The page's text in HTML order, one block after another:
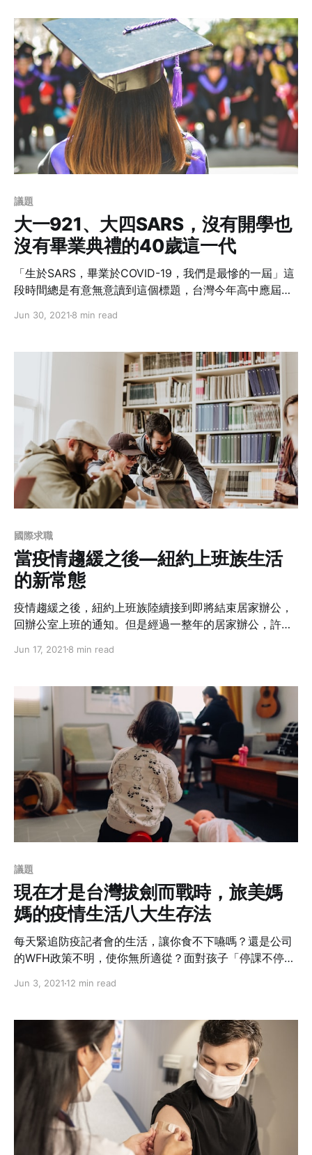
處想，在疫情期間還是要正常的工作，因為我們沒有藉口
不好好工作。以前申請work remotely是為求個方便或是
換個環境換個心情，而當work remotely成為日常，還笑
得出來嗎？
議題
大一921、大四SARS，沒有開學也
沒有畢業典禮的40歲這一代
「生於SARS，畢業於COVID-19，我們是最慘的一屆」這
段時間總是有意無意讀到這個標題，台灣今年高中應屆畢
中畢業的新里程碑時，又因為新冠肺炎取消了畢業典禮和
Jun 30, 2021 8 min read
國際求職
當疫情趨緩之後—紐約上班族生活
的新常態
疫情趨緩之後，紐約上班族陸續接到即將結束居家辦公，
回辦公室上班的通知。但是經過一整年的居家辦公，許多
工方似乎都沒辦法再確確實實回到從前。今天，在紐約工
紐約上班族的後疫情生活。
Jun 17, 2021 8 min read
議題
現在才是台灣拔劍而戰時，旅美媽
媽的疫情生活八大生存法
每天緊追防疫記者會的生活，讓你食不下嚥嗎？還是公司
的WFH政策不明，使你無所適從？面對孩子「停課不停
道該怎麼妥善安排新生活？恐慌、無力、憤怒都跟著每天
去年一年其他國家又是如何跌跌撞撞走到今天？作者整理
出來八大方向，或許你要的答案在裡面。
Jun 3, 2021 12 min read